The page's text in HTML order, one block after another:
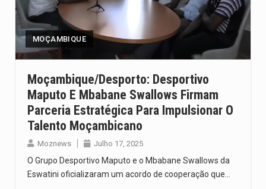
O pagamento marca o desfecho de um dos processos mais…
O Departamento de Estado norte-americano confirmou que cidadãos dos Estados…
MOÇAMBIQUE
Moçambique/Desporto: Desportivo
Maputo E Mbabane Swallows Firmam
Parceria Estratégica Para Impulsionar O
Talento Moçambicano
Moznews Julho 17, 2025
O Grupo Desportivo Maputo e o Mbabane Swallows da
Eswatini oficializaram um acordo de cooperação que…